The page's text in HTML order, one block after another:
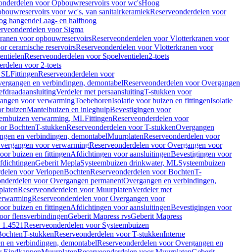
voor Opbouwreservoirs voor wc'sHoog
voor wc's, van sanitairkeramiekReserveonderdelen voor
hangendeLaag- en halfhoog
voor Sigma
voor opbouwreservoirsReserveonderdelen voor Vlotterkranen voor
ceramische reservoirsReserveonderdelen voor Vlotterkranen voor
Reserveonderdelen voor Spoelventielen2-toets
voor 2-toets
SLFittingenReserveonderdelen voor
en verbindingen, demontabelReserveonderdelen voor Overgangen
Verdeler met persaansluitingT-stukken voor
voor verwarmingToebehorenIsolatie voor buizen en fittingenIsolatie
buizenMantelbuizen en inleghulpBevestigingen voor
verwarming, MLFittingenReserveonderdelen voor
BochtenT-stukkenReserveonderdelen voor T-stukkenOvergangen
en verbindingen, demontabelMuurplatenReserveonderdelen voor
voor verwarmingReserveonderdelen voor Overgangen voor
buizen en fittingenAfdichtingen voor aansluitingenBevestigingen voor
Geberit MeplaSysteembuizen drinkwater, MLSysteembuizen
voor VerlopenBochtenReserveonderdelen voor BochtenT-
voor Overgangen permanentOvergangen en verbindingen,
Reserveonderdelen voor MuurplatenVerdeler met
Reserveonderdelen voor Overgangen voor
buizen en fittingenAfdichtingen voor aansluitingenBevestigingen voor
flensverbindingenGeberit Mapress rvsGeberit Mapress
Reserveonderdelen voor Systeembuizen
T-stukkenReserveonderdelen voor T-stukkenInterne
en verbindingen, demontabelReserveonderdelen voor Overgangen en